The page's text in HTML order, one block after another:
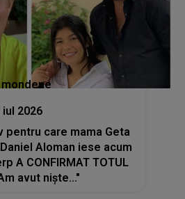
iul 2026
pentru care mama Geta
Aloman iese acum
A CONFIRMAT TOTUL
avut niște..."